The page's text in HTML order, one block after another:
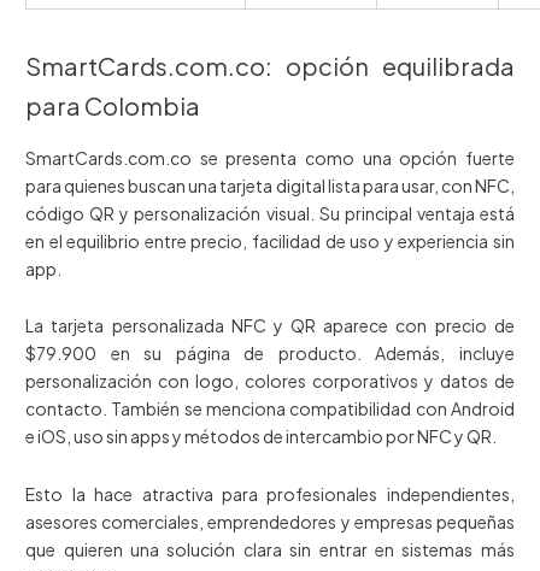
SmartCards.com.co: opción equilibrada
para Colombia
SmartCards.com.co se presenta como una opción fuerte
para quienes buscan una tarjeta digital lista para usar, con NFC,
código QR y personalización visual. Su principal ventaja está
en el equilibrio entre precio, facilidad de uso y experiencia sin
app.
La tarjeta personalizada NFC y QR aparece con precio de
$79.900 en su página de producto. Además, incluye
personalización con logo, colores corporativos y datos de
contacto. También se menciona compatibilidad con Android
e iOS, uso sin apps y métodos de intercambio por NFC y QR.
Esto la hace atractiva para profesionales independientes,
asesores comerciales, emprendedores y empresas pequeñas
que quieren una solución clara sin entrar en sistemas más